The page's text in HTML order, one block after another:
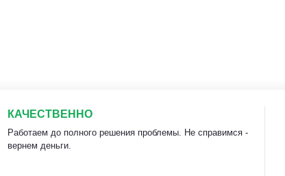
КАЧЕСТВЕННО
Работаем до полного решения проблемы. Не справимся -
вернем деньги.